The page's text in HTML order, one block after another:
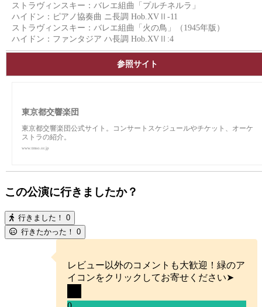
ストラヴィンスキー：バレエ組曲「プルチネルラ」
ハイドン：ピアノ協奏曲 ニ長調 Hob.XVⅡ-11
ストラヴィンスキー：バレエ組曲「火の鳥」（1945年版）
ハイドン：ファンタジア ハ長調 Hob.XVⅡ:4
参照サイト
東京都交響楽団
東京都交響楽団公式サイト。コンサートスケジュールやチケット、オーケ
ストラの紹介。
www.tmso.or.jp
この公演に行きましたか？
行きました！ 0
行きたかった！ 0
レビュー以外のコメントも大歓迎！緑のア
イコンをクリックしてお寄せください➤